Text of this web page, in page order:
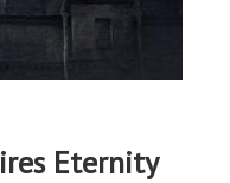
Eternity